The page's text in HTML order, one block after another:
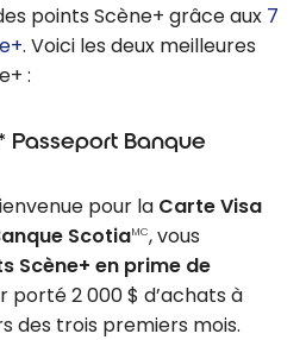
points Scène+ grâce aux 7
. Voici les deux meilleures
:
Passeport Banque
pour la Carte Visa
ScotiaMC, vous
Scène+ en prime de
porté 2 000 $ d’achats à
des trois premiers mois.